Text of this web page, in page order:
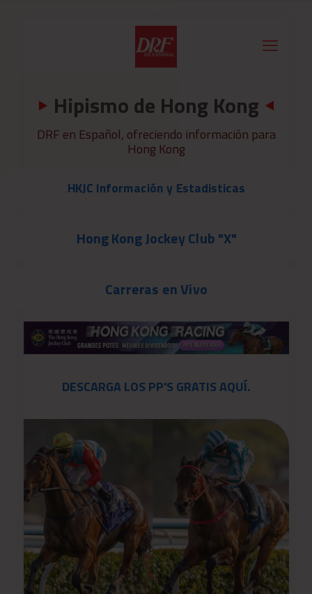
Hipismo de Hong Kong
DRF en Español, ofreciendo información para
Hong Kong
HKJC Información y Estadisticas
Hong Kong Jockey Club "X"
Carreras en Vivo
DESCARGA LOS PP'S GRATIS AQUÍ.